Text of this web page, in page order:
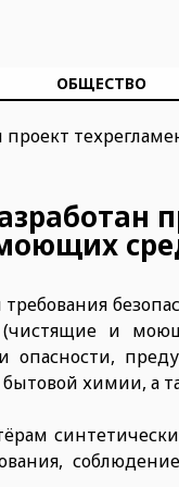
ОБЩЕСТВО
требования
и
опасности,
химии, а